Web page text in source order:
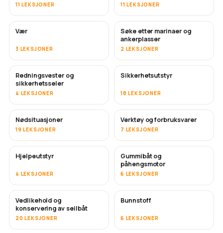
11 LEKSJONER 11 LEKSJONER
Vær
3 LEKSJONER
Søke etter marinaer og
ankerplasser
2 LEKSJONER
Redningsvester og
sikkerhetsseler
4 LEKSJONER
Sikkerhetsutstyr
18 LEKSJONER
Nødsituasjoner
19 LEKSJONER
Verktøy og forbruksvarer
7 LEKSJONER
Hjelpeutstyr
4 LEKSJONER
Gummibåt og
påhengsmotor
6 LEKSJONER
Vedlikehold og
konservering av seilbåt
20 LEKSJONER
SNART
Bunnstoff
6 LEKSJONER